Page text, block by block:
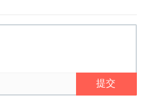
提交